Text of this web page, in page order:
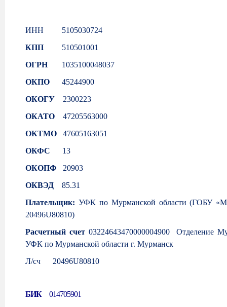
ИНН 5105030724
КПП 510501001
ОГРН 1035100048037
ОКПО
45244900
ОКОГУ 2300223
ОКАТО 47205563000
ОКТМО 47605163051
ОКФС 13
ОКОПФ 20903
ОКВЭД 85.31
Плательщик: УФК по Мурманской области (ГОБУ
20496U80810)
Расчетный счет03224643470000004900 Отделение
УФК по Мурманской области г. Мурманск
Л/сч 20496U80810
БИК 014705901